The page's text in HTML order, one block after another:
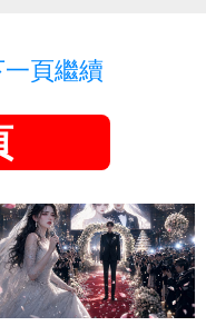
頁繼續